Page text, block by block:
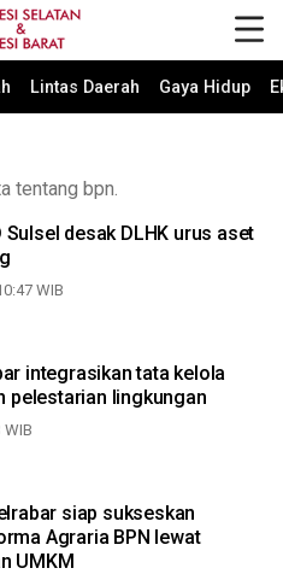
Lintas Daerah Gaya Hidup
tentang bpn.
Sulsel desak DLHK urus aset
WIB
integrasikan tata kelola
pelestarian lingkungan
WIB
siap sukseskan
Agraria BPN lewat
UMKM